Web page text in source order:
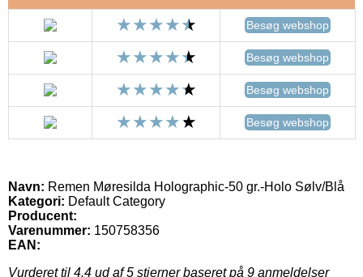
Besøg webshop
Besøg webshop
Besøg webshop
Besøg webshop
Navn: Remen Møresilda Holographic-50 gr.-Holo Sølv/Blå
Kategori: Default Category
Producent:
Varenummer: 150758356
EAN:
Vurderet til 4.4 ud af 5 stjerner baseret på 9 anmeldelser